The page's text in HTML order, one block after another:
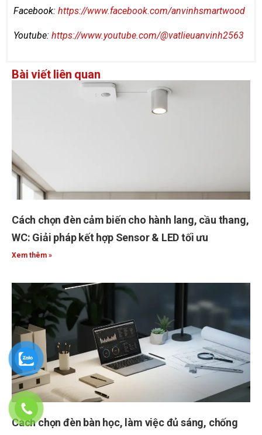
Facebook: https://www.facebook.com/anvinhsmartwood
Youtube: https://www.youtube.com/@vatlieuanvinh2563
Bài viết liên quan
Cách chọn đèn cảm biến cho hành lang, cầu thang,
WC: Giải pháp kết hợp Sensor & LED tối ưu
Xem thêm »
Cách chọn đèn bàn học, làm việc đủ sáng, chống